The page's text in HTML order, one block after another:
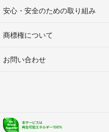
安心・安全のための取り組み
商標権について
お問い合わせ